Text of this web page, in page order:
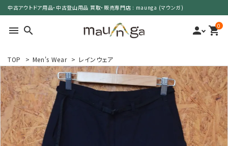
中古アウトドア用品・中古登山用品 買取・販売専門店 : maunga (マウンガ)
menu search person 0
shopping_cart
search
カテゴリーで選ぶ
サイズで選ぶ
TOP > Men's Wear > レインウェア